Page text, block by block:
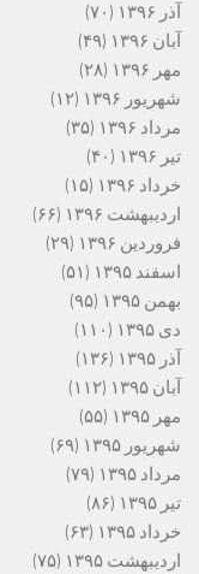
آذر ۱۳۹۶
(۷۰)
آبان ۱۳۹۶
(۴۹)
مهر ۱۳۹۶
(۲۸)
شهریور ۱۳۹۶
(۱۲)
مرداد ۱۳۹۶
(۳۵)
تیر ۱۳۹۶
(۴۰)
خرداد ۱۳۹۶
(۱۵)
اردیبهشت ۱۳۹۶
(۶۶)
فروردین ۱۳۹۶
(۲۹)
اسفند ۱۳۹۵
(۵۱)
بهمن ۱۳۹۵
(۹۵)
دی ۱۳۹۵
(۱۱۰)
آذر ۱۳۹۵
(۱۳۶)
آبان ۱۳۹۵
(۱۱۲)
مهر ۱۳۹۵
(۵۵)
شهریور ۱۳۹۵
(۶۹)
مرداد ۱۳۹۵
(۷۹)
تیر ۱۳۹۵
(۸۶)
خرداد ۱۳۹۵
(۶۳)
اردیبهشت ۱۳۹۵
(۷۵)